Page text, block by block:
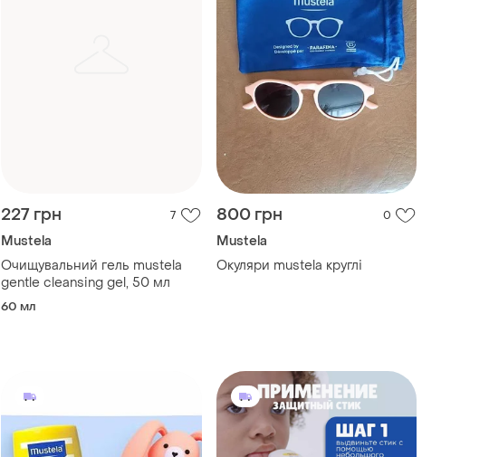
227 грн 7
Mustela
Очищувальний гель mustela
gentle cleansing gel, 50 мл
60 мл
800 грн 0
Mustela
Окуляри mustela круглі